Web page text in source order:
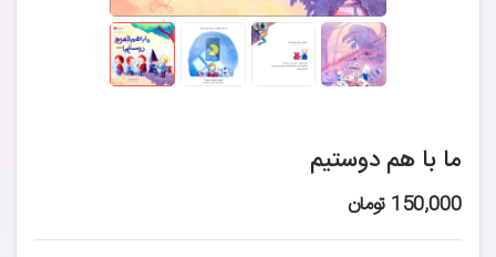
ما با هم دوستیم
150,000 تومان